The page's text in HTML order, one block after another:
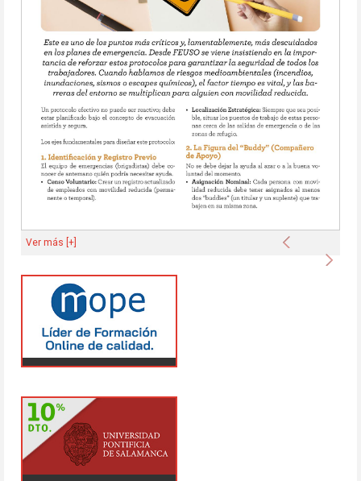
Anterior
Ver más [+]